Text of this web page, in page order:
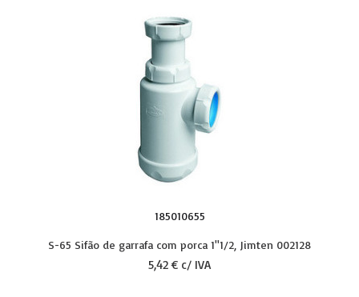
185010655
S-65 Sifão de garrafa com porca 1''1/2, Jimten 002128
5,42 € c/ IVA